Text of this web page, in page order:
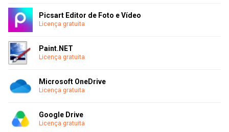
Picsart Editor de Foto e Vídeo
Licença gratuita
Paint.NET
Licença gratuita
Microsoft OneDrive
Licença gratuita
Google Drive
Licença gratuita